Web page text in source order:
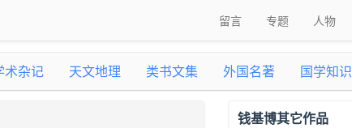
留言 专题 人物
术杂记 天文地理 类书文集 外国名著 国学知识
钱基博其它作品